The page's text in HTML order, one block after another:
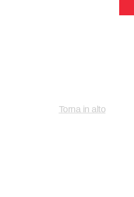
Torna in alto